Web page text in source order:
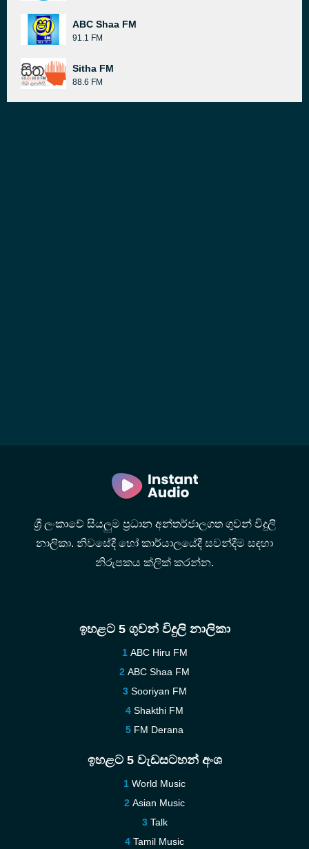
ABC Shaa FM
91.1 FM
Sitha FM
88.6 FM
ශ්‍රී ලංකාවේ සියලුම ප්‍රධාන අන්තර්ජාලගත ගුවන් විදුලි
නාලිකා. නිවසේදී හෝ කාර්යාලයේදී සවන්දීම සඳහා
නිරුපකය ක්ලික් කරන්න.
ඉහළට 5 ගුවන් විදුලි නාලිකා
ABC Hiru FM
ABC Shaa FM
Sooriyan FM
Shakthi FM
FM Derana
ඉහළට 5 වැඩසටහන් අංශ
World Music
Asian Music
Talk
Tamil Music